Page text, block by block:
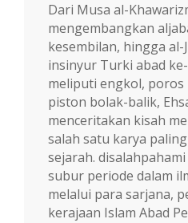
Dari Musa al-
mengembangkan
kesembilan, hingga al-
insinyur Turki abad
meliputi engkol, poros
piston bolak-balik,
menceritakan kisah
salah satu karya
sejarah.
subur periode dalam
melalui para sarjana,
kerajaan Islam Abad